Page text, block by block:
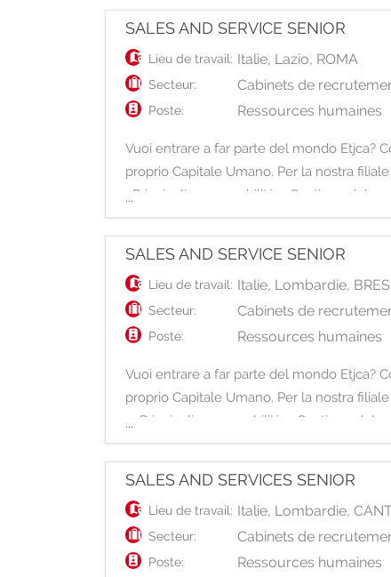
SALES AND SERVICE SENIOR
Lieu de travail: Italie, Lazio, ROMA
Secteur: Cabinets de
Poste: Ressources humaines
Vuoi entrare a far parte del mondo Etjca?
proprio Capitale Umano. Per la nostra
Principali responsabilità: - Gestione del
...
SALES AND SERVICE SENIOR
Lieu de travail: Italie, Lombardie,
Secteur: Cabinets de
Poste: Ressources humaines
Vuoi entrare a far parte del mondo Etjca?
proprio Capitale Umano. Per la nostra
Principali responsabilità: - Gestione del
...
SALES AND SERVICES SENIOR
Lieu de travail: Italie, Lombardie,
Secteur: Cabinets de
Poste: Ressources humaines